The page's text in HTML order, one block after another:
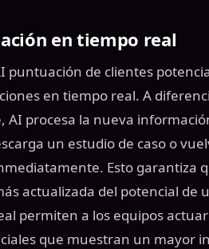
en tiempo real
puntuación de clientes
en tiempo real. A
AI procesa la nueva
un estudio de caso o
Esto garantiza
actualizada del potencial de
permiten a los equipos
que muestran un mayor